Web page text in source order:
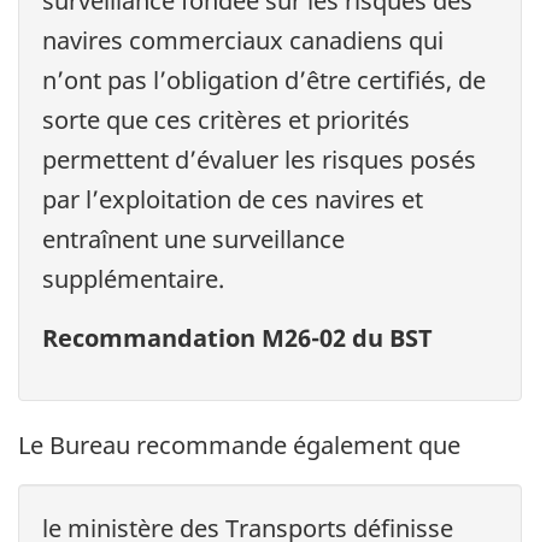
navires commerciaux canadiens qui
n’ont pas l’obligation d’être certifiés, de
sorte que ces critères et priorités
permettent d’évaluer les risques posés
par l’exploitation de ces navires et
entraînent une surveillance
supplémentaire.
Recommandation M26-02 du BST
Le Bureau recommande également que
le ministère des Transports définisse